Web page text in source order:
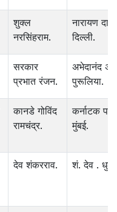
शुक्ल
नरसिंहराम.
नारायण
दिल्ली.
सरकार
प्रभात रंजन.
अभेदानंद
पुरूलिया.
कानडे गोविंद
रामचंद्र.
कर्नाटक प.
मुंबई.
देव शंकरराव. शं. देव . धुळे